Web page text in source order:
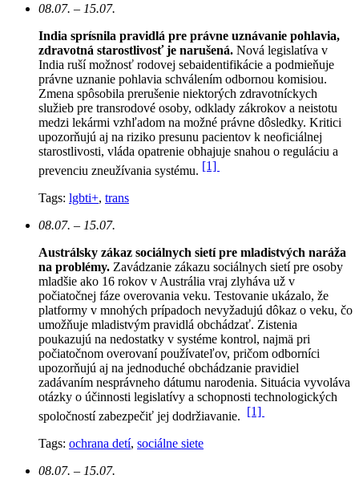
08.07. – 15.07.
India sprísnila pravidlá pre právne uznávanie pohlavia,
zdravotná starostlivosť je narušená. Nová legislatíva v
India ruší možnosť rodovej sebaidentifikácie a podmieňuje
právne uznanie pohlavia schválením odbornou komisiou.
Zmena spôsobila prerušenie niektorých zdravotníckych
služieb pre transrodové osoby, odklady zákrokov a neistotu
medzi lekármi vzhľadom na možné právne dôsledky. Kritici
upozorňujú aj na riziko presunu pacientov k neoficiálnej
starostlivosti, vláda opatrenie obhajuje snahou o reguláciu a
prevenciu zneužívania systému. [1]
Tags: lgbti+, trans
08.07. – 15.07.
Austrálsky zákaz sociálnych sietí pre mladistvých naráža
na problémy. Zavádzanie zákazu sociálnych sietí pre osoby
mladšie ako 16 rokov v Austrália vraj zlyháva už v
počiatočnej fáze overovania veku. Testovanie ukázalo, že
platformy v mnohých prípadoch nevyžadujú dôkaz o veku, čo
umožňuje mladistvým pravidlá obchádzať. Zistenia
poukazujú na nedostatky v systéme kontrol, najmä pri
počiatočnom overovaní používateľov, pričom odborníci
upozorňujú aj na jednoduché obchádzanie pravidiel
zadávaním nesprávneho dátumu narodenia. Situácia vyvoláva
otázky o účinnosti legislatívy a schopnosti technologických
spoločností zabezpečiť jej dodržiavanie. [1]
Tags: ochrana detí, sociálne siete
08.07. – 15.07.